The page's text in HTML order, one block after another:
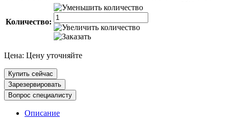
Количество:
Цена: Цену уточняйте
Купить сейчас
Зарезервировать
Вопрос специалисту
Описание